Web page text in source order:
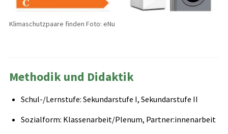
Klimaschutzpaare finden Foto: eNu
Methodik und Didaktik
Schul-/Lernstufe: Sekundarstufe I, Sekundarstufe II
Sozialform: Klassenarbeit/Plenum, Partner:innenarbeit